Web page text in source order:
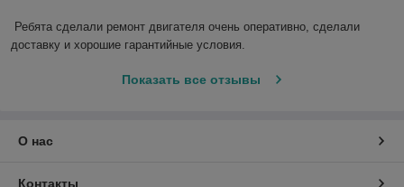
Ребята сделали ремонт двигателя очень оперативно, сделали
доставку и хорошие гарантийные условия.
Показать все отзывы
О нас
Контакты